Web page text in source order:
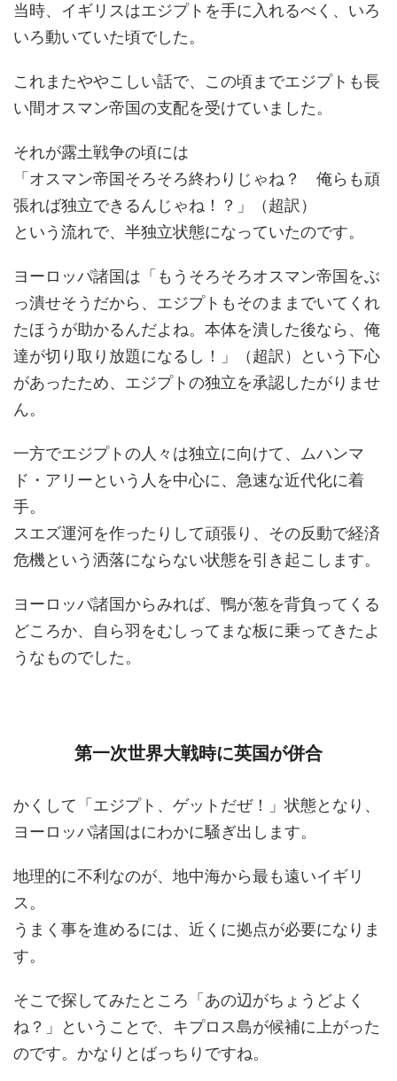
当時、イギリスはエジプトを手に入れるべく、いろ
いろ動いていた頃でした。
これまたややこしい話で、この頃までエジプトも長
い間オスマン帝国の支配を受けていました。
それが露土戦争の頃には
「オスマン帝国そろそろ終わりじゃね？ 俺らも頑
張れば独立できるんじゃね！？」（超訳）
という流れで、半独立状態になっていたのです。
ヨーロッパ諸国は「もうそろそろオスマン帝国をぶ
っ潰せそうだから、エジプトもそのままでいてくれ
たほうが助かるんだよね。本体を潰した後なら、俺
達が切り取り放題になるし！」（超訳）という下心
があったため、エジプトの独立を承認したがりませ
ん。
一方でエジプトの人々は独立に向けて、ムハンマ
ド・アリーという人を中心に、急速な近代化に着
手。
スエズ運河を作ったりして頑張り、その反動で経済
危機という洒落にならない状態を引き起こします。
ヨーロッパ諸国からみれば、鴨が葱を背負ってくる
どころか、自ら羽をむしってまな板に乗ってきたよ
うなものでした。
第一次世界大戦時に英国が併合
かくして「エジプト、ゲットだぜ！」状態となり、
ヨーロッパ諸国はにわかに騒ぎ出します。
地理的に不利なのが、地中海から最も遠いイギリ
ス。
うまく事を進めるには、近くに拠点が必要になりま
す。
そこで探してみたところ「あの辺がちょうどよく
ね？」ということで、キプロス島が候補に上がった
のです。かなりとばっちりですね。